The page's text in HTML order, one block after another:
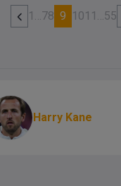
1 …78 9 1011 …55
Harry Kane